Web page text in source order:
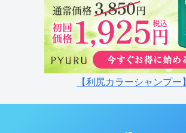
【利尻カラーシャンプー】